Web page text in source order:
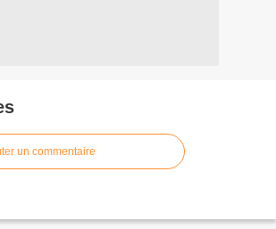
un commentaire